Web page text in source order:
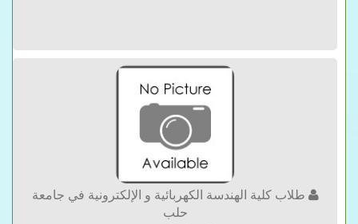
طلاب كلية الهندسة الكهربائية و الإلكترونية في جامعة
حلب